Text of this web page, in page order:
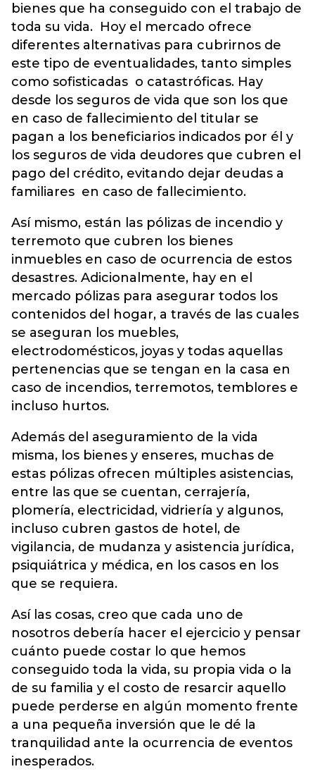
bienes que ha conseguido con el trabajo de
toda su vida. Hoy el mercado ofrece
diferentes alternativas para cubrirnos de
este tipo de eventualidades, tanto simples
como sofisticadas o catastróficas. Hay
desde los seguros de vida que son los que
en caso de fallecimiento del titular se
pagan a los beneficiarios indicados por él y
los seguros de vida deudores que cubren el
pago del crédito, evitando dejar deudas a
familiares en caso de fallecimiento.
Así mismo, están las pólizas de incendio y
terremoto que cubren los bienes
inmuebles en caso de ocurrencia de estos
desastres. Adicionalmente, hay en el
mercado pólizas para asegurar todos los
contenidos del hogar, a través de las cuales
se aseguran los muebles,
electrodomésticos, joyas y todas aquellas
pertenencias que se tengan en la casa en
caso de incendios, terremotos, temblores e
incluso hurtos.
Además del aseguramiento de la vida
misma, los bienes y enseres, muchas de
estas pólizas ofrecen múltiples asistencias,
entre las que se cuentan, cerrajería,
plomería, electricidad, vidriería y algunos,
incluso cubren gastos de hotel, de
vigilancia, de mudanza y asistencia jurídica,
psiquiátrica y médica, en los casos en los
que se requiera.
Así las cosas, creo que cada uno de
nosotros debería hacer el ejercicio y pensar
cuánto puede costar lo que hemos
conseguido toda la vida, su propia vida o la
de su familia y el costo de resarcir aquello
puede perderse en algún momento frente
a una pequeña inversión que le dé la
tranquilidad ante la ocurrencia de eventos
inesperados.